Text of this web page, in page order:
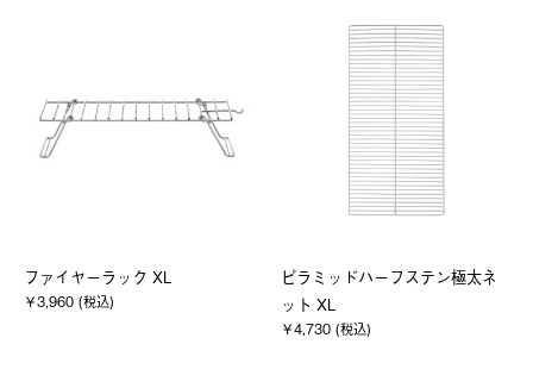
ファイヤーラック XL
￥3,960 (税込)
ピラミッドハーフステン極太ネ
ット XL
￥4,730 (税込)